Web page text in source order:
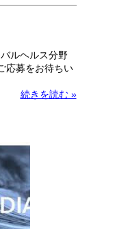
ルヘルス分野
応募をお待ちい
続きを読む »